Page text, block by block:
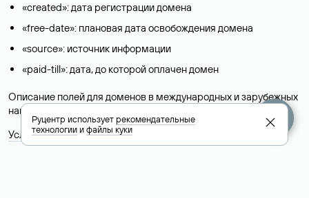
«created»: дата регистрации домена
«free-date»: плановая дата освобождения домена
«source»: источник информации
«paid-till»: дата, до которой оплачен домен
Описание полей для доменов в международных и зарубежных
национальных доменах представлены в разделе «
».
Условия использования Whois-сервиса
Руцентр используетрекомендательные
технологииифайлы куки